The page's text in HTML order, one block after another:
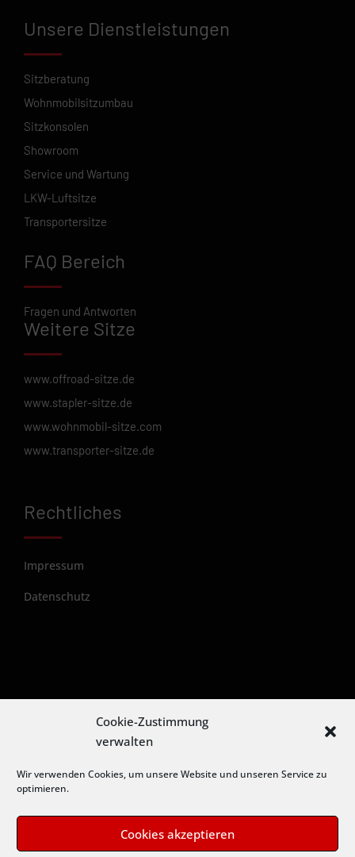
Cookie-Zustimmung
verwalten
Wir verwenden Cookies, um unsere Website und unseren Service zu
optimieren.
Cookies akzeptieren
Unsere Dienstleistungen
Sitzberatung
Wohnmobilsitzumbau
Sitzkonsolen
Showroom
Service und Wartung
LKW-Luftsitze
Transportersitze
FAQ Bereich
Fragen und Antworten
Weitere Sitze
www.offroad-sitze.de
www.stapler-sitze.de
www.wohnmobil-sitze.com
www.transporter-sitze.de
Rechtliches
Impressum
Datenschutz